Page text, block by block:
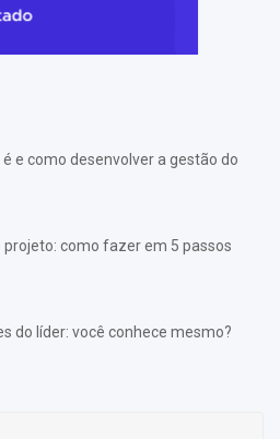
é e como desenvolver a gestão do
como fazer em 5 passos
do líder: você conhece mesmo?